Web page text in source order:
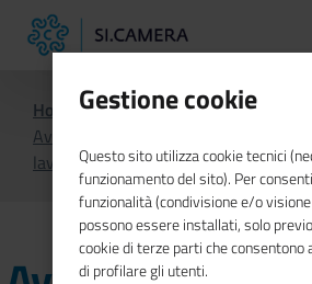
Salta
Home Avvisi e bandi
Avviso 128.2018 - Esperto in
lavoro
Gestione cookie
Questo sito utilizza cookie tecnici
funzionamento del sito). Per
funzionalità (condivisione e/o
possono essere installati, solo
cookie di terze parti che consentono
di profilare gli utenti.